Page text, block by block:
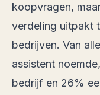
koopvragen,
verdeling uitpakt
bedrijven. Van
assistent
bedrijf en 26%